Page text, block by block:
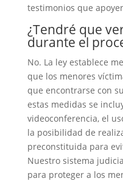
testimonios que
¿Tendré que
durante el
No. La ley establece
que los menores
que encontrarse con
estas medidas se
videoconferencia, el
la posibilidad de
preconstituida para
Nuestro sistema
para proteger a los